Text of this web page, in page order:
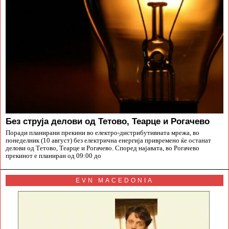
Без струја делови од Тетово, Теарце и Рогачево
Поради планирани прекини во електро-дистрибутивната мрежа, во
понеделник (10 август) без електрична енергија привремено ќе останат
делови од Тетово, Теарце и Рогачево. Според најавата, во Рогачево
прекинот е планиран од 09:00 до
EVN MACEDONIA